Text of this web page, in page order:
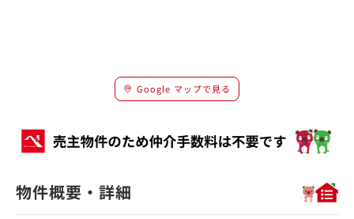
Google マップで見る
物件概要・詳細